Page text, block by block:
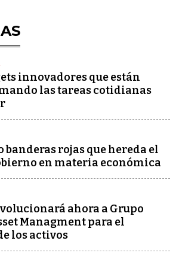
innovadores que están
las tareas cotidianas
banderas rojas que hereda el
en materia económica
ahora a Grupo
Managment para el
los activos